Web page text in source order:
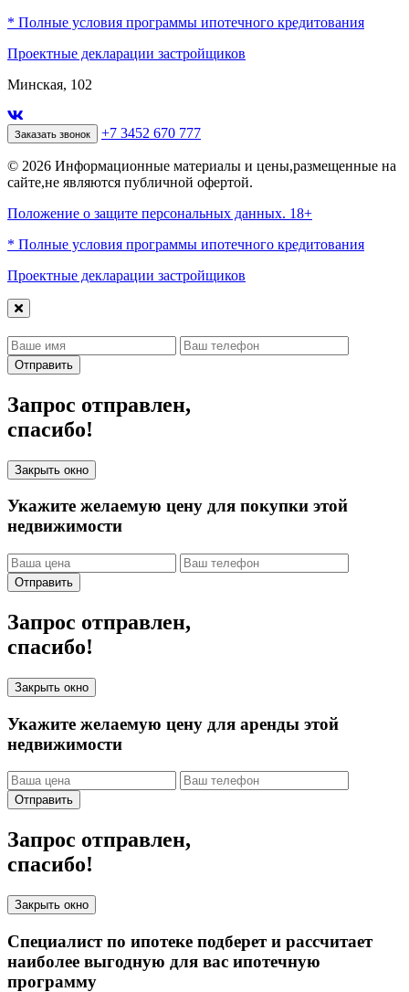
* Полные условия программы ипотечного кредитования
Проектные декларации застройщиков
Минская, 102
Заказать звонок +7 3452 670 777
© 2026 Информационные материалы и цены,размещенные на
сайте,не являются публичной офертой.
Положение о защите персональных данных. 18+
* Полные условия программы ипотечного кредитования
Проектные декларации застройщиков
Отправить
Запрос отправлен,
спасибо!
Закрыть окно
Укажите желаемую цену для покупки этой
недвижимости
Отправить
Запрос отправлен,
спасибо!
Закрыть окно
Укажите желаемую цену для аренды этой
недвижимости
Отправить
Запрос отправлен,
спасибо!
Закрыть окно
Специалист по ипотеке подберет и рассчитает
наиболее выгодную для вас ипотечную
программу